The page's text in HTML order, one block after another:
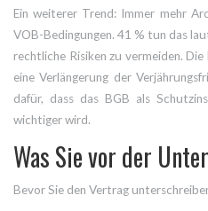
Ein weiterer Trend: Immer mehr
VOB-Bedingungen. 41 % tun das
rechtliche Risiken zu vermeiden.
eine Verlängerung der
dafür, dass das BGB als
wichtiger wird.
Was Sie vor der
Bevor Sie den Vertrag